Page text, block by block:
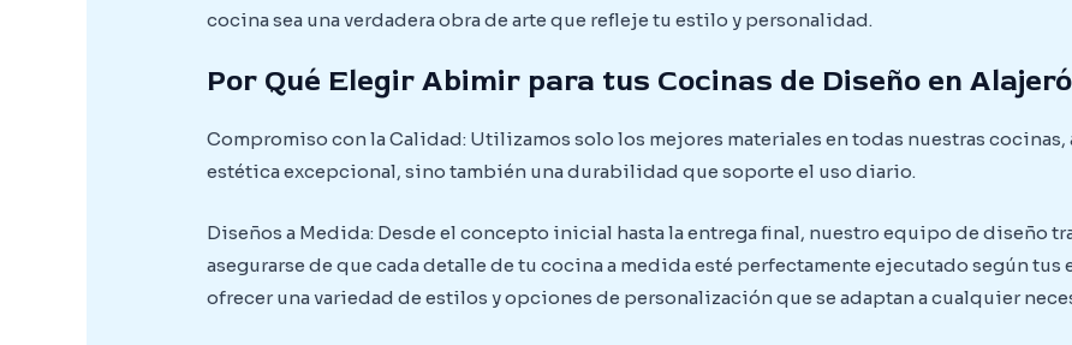
cocina sea una verdadera obra de arte que refleje tu estilo y personalidad.
Por Qué Elegir Abimir para tus Cocinas de Diseño en Alajeró
Compromiso con la Calidad: Utilizamos solo los mejores materiales en todas nuestras
estética excepcional, sino también una durabilidad que soporte el uso diario.
Diseños a Medida: Desde el concepto inicial hasta la entrega final, nuestro equipo de diseño
asegurarse de que cada detalle de tu cocina a medida esté perfectamente ejecutado según
ofrecer una variedad de estilos y opciones de personalización que se adaptan a cualquier